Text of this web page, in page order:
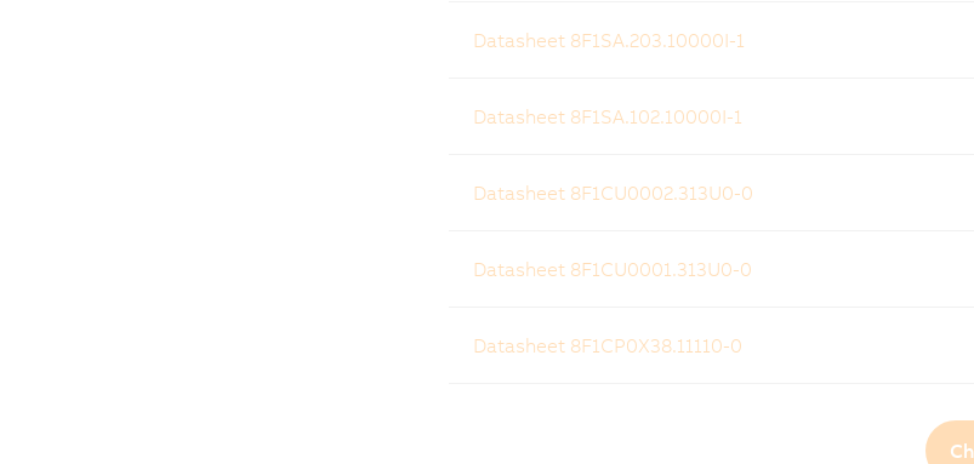
Datasheet 8F1SA.203.10000I-1
Datasheet 8F1SA.102.10000I-1
Datasheet 8F1CU0002.313U0-0
Datasheet 8F1CU0001.313U0-0
Datasheet 8F1CP0X38.11110-0